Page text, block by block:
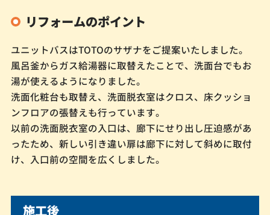
リフォームのポイント
ユニットバスはTOTOのサザナをご提案いたしました。
風呂釜からガス給湯器に取替えたことで、洗面台でもお
湯が使えるようになりました。
洗面化粧台も取替え、洗面脱衣室はクロス、床クッショ
ンフロアの張替えも行っています。
以前の洗面脱衣室の入口は、廊下にせり出し圧迫感があ
ったため、新しい引き違い扉は廊下に対して斜めに取付
け、入口前の空間を広くしました。
施工後